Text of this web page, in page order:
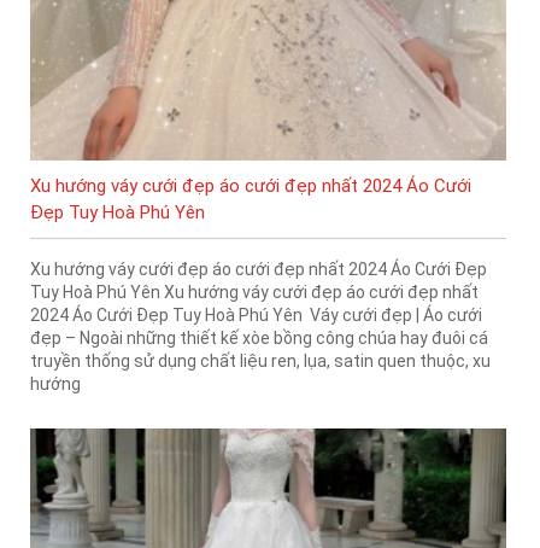
Xu hướng váy cưới đẹp áo cưới đẹp nhất 2024 Áo Cưới
Đẹp Tuy Hoà Phú Yên
Xu hướng váy cưới đẹp áo cưới đẹp nhất 2024 Áo Cưới Đẹp
Tuy Hoà Phú Yên Xu hướng váy cưới đẹp áo cưới đẹp nhất
2024 Áo Cưới Đẹp Tuy Hoà Phú Yên Váy cưới đẹp | Áo cưới
đẹp – Ngoài những thiết kế xòe bồng công chúa hay đuôi cá
truyền thống sử dụng chất liệu ren, lụa, satin quen thuộc, xu
hướng